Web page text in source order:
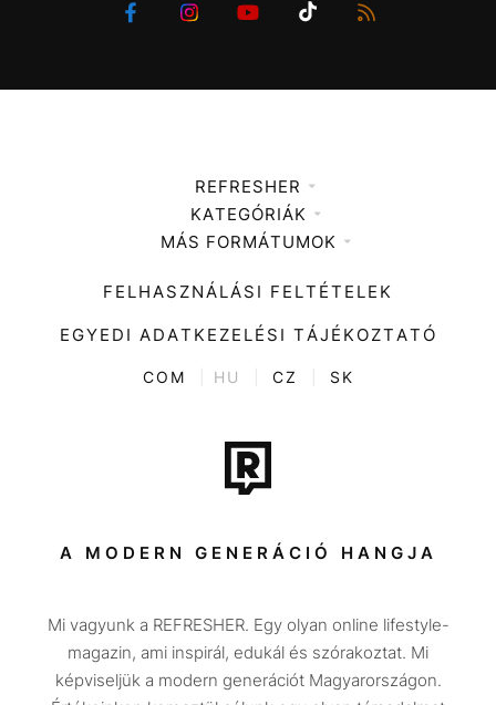
REFRESHER
Médiaajánlat
KATEGÓRIÁK
Zene
Divat
Kultúra
ENTR
Tech-Tudomány
Sport
Társadalom
Utazás
Életmód
MÁS FORMÁTUMOK
FELHASZNÁLÁSI FELTÉTELEK
EGYEDI ADATKEZELÉSI TÁJÉKOZTATÓ
COM HU CZ SK
A MODERN GENERÁCIÓ HANGJA
Mi vagyunk a REFRESHER. Egy olyan online lifestyle-
magazin, ami inspirál, edukál és szórakoztat. Mi
képviseljük a modern generációt Magyarországon.